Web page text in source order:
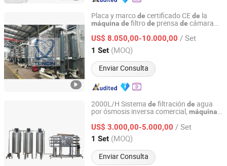
Placa y marcode certificado CEde la
máquina de filtrode prensa de cámara
US$ 8.050,00-10.000,00 / Set
1 Set (MOQ)
Enviar Consulta
Nuclear Industry Yantai Toncin Group Co., Ltd.
Shandong, China Desde 2021
2000L/H Sistema de filtración de agua
por ósmosis inversa comercial, máquina
detratamientodeagua para botellas
bebida
US$ 3.000,00-5.000,00 / Set
1 Set (MOQ)
Enviar Consulta
Guangzhou Kai Yuan Water Treatment Equipment Co.,
Guangdong, China